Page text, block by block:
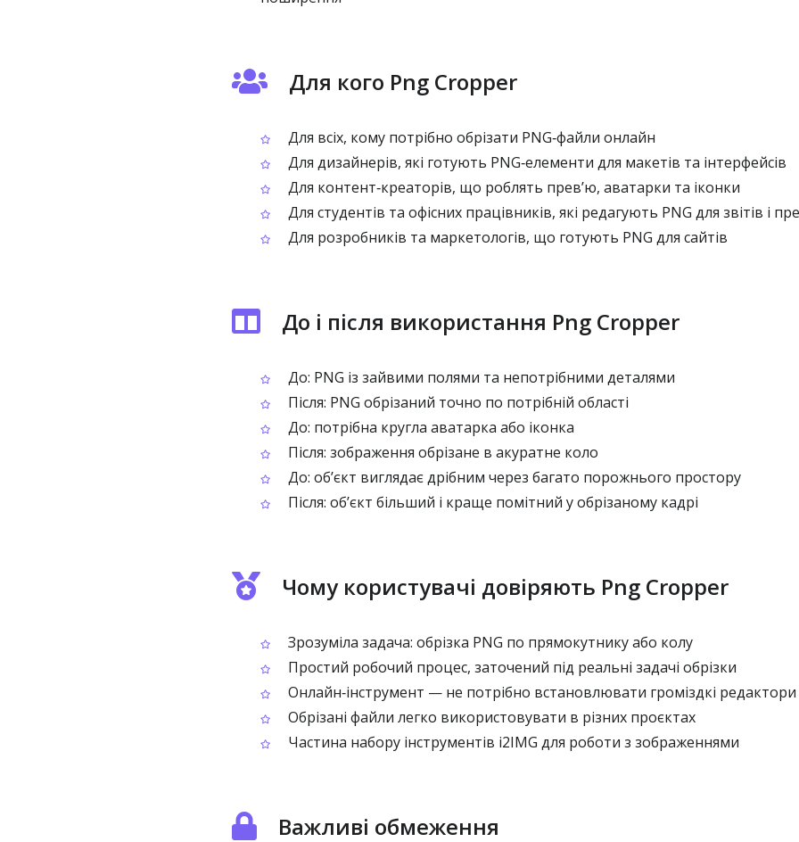
Для кого Png Cropper
Для всіх, кому потрібно обрізати PNG‑файли онлайн
Для дизайнерів, які готують PNG‑елементи для макетів та інтерфейсів
Для контент‑креаторів, що роблять прев’ю, аватарки та іконки
Для студентів та офісних працівників, які редагують PNG для звітів і
Для розробників та маркетологів, що готують PNG для сайтів
До і після використання Png Cropper
До: PNG із зайвими полями та непотрібними деталями
Після: PNG обрізаний точно по потрібній області
До: потрібна кругла аватарка або іконка
Після: зображення обрізане в акуратне коло
До: об’єкт виглядає дрібним через багато порожнього простору
Після: об’єкт більший і краще помітний у обрізаному кадрі
Чому користувачі довіряють Png Cropper
Зрозуміла задача: обрізка PNG по прямокутнику або колу
Простий робочий процес, заточений під реальні задачі обрізки
Онлайн‑інструмент — не потрібно встановлювати громіздкі редактори
Обрізані файли легко використовувати в різних проєктах
Частина набору інструментів i2IMG для роботи з зображеннями
Важливі обмеження